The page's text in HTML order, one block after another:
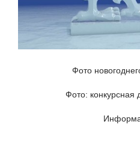
Фото
Фото: конкурсная